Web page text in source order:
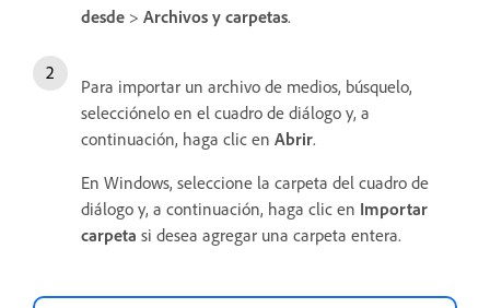
desde > Archivos y carpetas.
Para importar un archivo de medios, búsquelo,
selecciónelo en el cuadro de diálogo y, a
continuación, haga clic en Abrir.
En Windows, seleccione la carpeta del cuadro de
diálogo y, a continuación, haga clic en Importar
carpeta si desea agregar una carpeta entera.